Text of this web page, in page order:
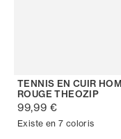
TENNIS EN CUIR
ROUGE THEOZIP
99,99 €
Existe en 7 coloris